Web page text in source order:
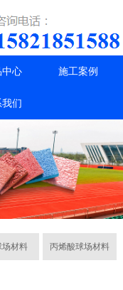
中心 施工案例
们
场材料 丙烯酸球场材料